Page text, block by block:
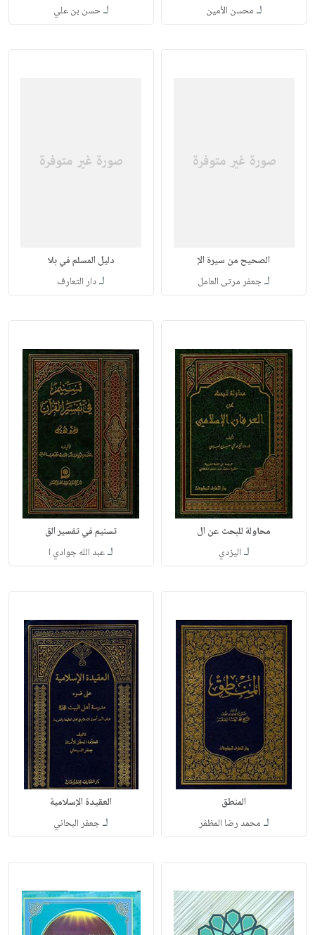
لـ محسن الأمين لـحسن بن علي
الصحيح من سيرة الإ
لـجعفر مرتى العامل
دليل المسلم في بلا
لـدار التعارف
محاولة للبحث عن ال
لـ اليزدي
تسنيم في تفسير الق
لـعبد الله جوادي ا
المنطق
لـ محمد رضا المظفر
العقيدة الإسلامية
لـجعفر البحاني